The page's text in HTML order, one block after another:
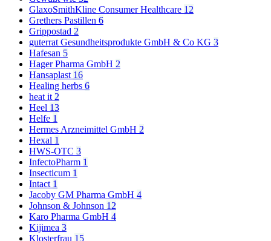
GlaxoSmithKline Consumer Healthcare 12
Grethers Pastillen 6
Grippostad 2
guterrat Gesundheitsprodukte GmbH & Co KG 3
Hafesan 5
Hager Pharma GmbH 2
Hansaplast 16
Healing herbs 6
heat it 2
Heel 13
Helfe 1
Hermes Arzneimittel GmbH 2
Hexal 1
HWS-OTC 3
InfectoPharm 1
Insecticum 1
Intact 1
Jacoby GM Pharma GmbH 4
Johnson & Johnson 12
Karo Pharma GmbH 4
Kijimea 3
Klosterfrau 15